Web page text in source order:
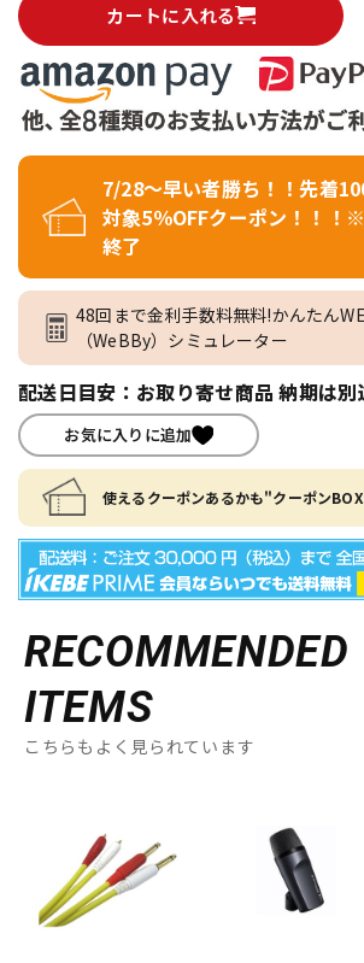
カートに入れる
7/28～早い者勝ち！！先着
対象5％OFFクーポン！！！
終了
48回まで金利手数料無料!かんたん
（WeBBy）シミュレーター
配送日目安：お取り寄せ商品 納期は
お気に入りに追加
使えるクーポンあるかも"クーポン
RECOMMENDED
ITEMS
こちらもよく見られています